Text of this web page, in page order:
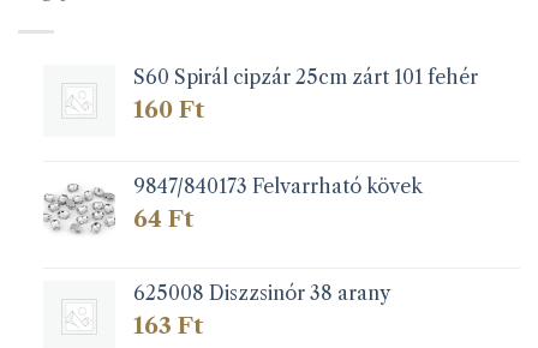
S60 Spirál cipzár 25cm zárt 101 fehér
160 Ft
9847/840173 Felvarrható kövek
64 Ft
625008 Diszzsinór 38 arany
163 Ft